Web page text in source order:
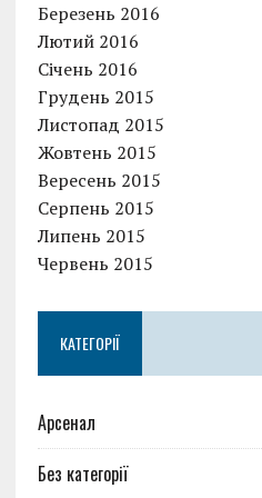
Березень 2016
Лютий 2016
Січень 2016
Грудень 2015
Листопад 2015
Жовтень 2015
Вересень 2015
Серпень 2015
Липень 2015
Червень 2015
КАТЕГОРІЇ
Арсенал
Без категорії